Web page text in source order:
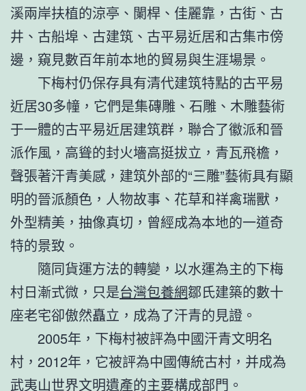
溪兩岸扶植的涼亭、闌桿、佳麗靠，古街、古
井、古船埠、古建筑、古平易近居和古集市傍
邊，窺見數百年前本地的貿易與生涯場景。
下梅村仍保存具有清代建筑特點的古平易
近居30多幢，它們是集磚雕、石雕、木雕藝術
于一體的古平易近居建筑群，聯合了徽派和晉
派作風，高聳的封火墻高挺拔立，青瓦飛檐，
聲張著汗青美感，建筑外部的“三雕”藝術具有顯
明的晉派顏色，人物故事、花草和祥禽瑞獸，
外型精美，抽像真切，曾經成為本地的一道奇
特的景致。
隨同貨運方法的轉變，以水運為主的下梅
村日漸式微，只是台灣包養網鄒氏建築的數十
座老宅卻傲然矗立，成為了汗青的見證。
2005年，下梅村被評為中國汗青文明名
村，2012年，它被評為中國傳統古村，并成為
武夷山世界文明遺產的主要構成部門。